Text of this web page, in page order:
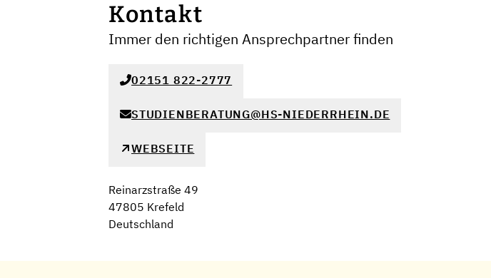
Kontakt
Immer den richtigen Ansprechpartner finden
02151 822-2777
STUDIENBERATUNG@HS-NIEDERRHEIN.DE
WEBSEITE
Reinarzstraße 49
47805 Krefeld
Deutschland